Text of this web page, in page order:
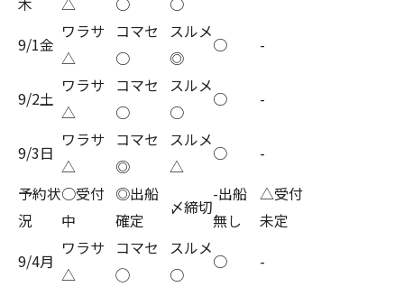
9/1金
ワラサ
△
コマセ
○
スルメ
◎
○ -
9/2土
ワラサ
△
コマセ
○
スルメ
○
○ -
9/3日
ワラサ
△
コマセ
◎
スルメ
△
○
-
予約状
況
○受付
中
◎出船
確定
〆締切
-出船
無し
△受付
未定
9/4月
ワラサ
△
コマセ
◯
スルメ
○
○ -